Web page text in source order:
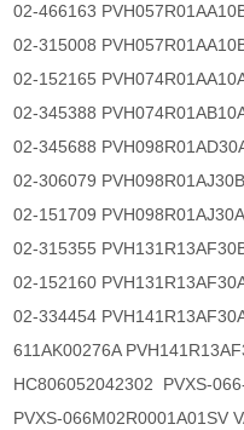
02-466163
02-315008
02-152165
02-345388
02-345688
02-306079
02-151709
02-315355
02-152160
02-334454
611AK00276A
HC806052042302 PVXS-
PVXS-066M02R0001A01SV